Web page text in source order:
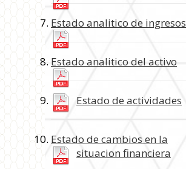
Estado analitico de ingresos
Estado analitico del activo
Estado de actividades
Estado de cambios en la
situacion financiera